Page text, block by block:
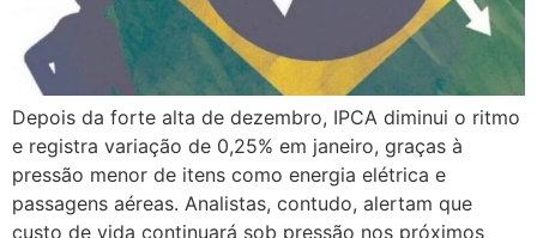
Depois da forte alta de dezembro, IPCA diminui o ritmo
e registra variação de 0,25% em janeiro, graças à
pressão menor de itens como energia elétrica e
passagens aéreas. Analistas, contudo, alertam que
custo de vida continuará sob pressão nos próximos